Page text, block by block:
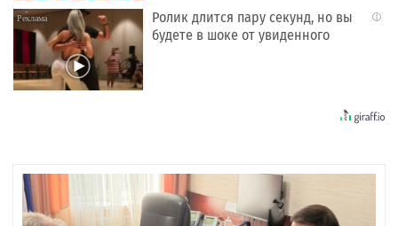
i
Ролик длится пару секунд, но вы
будете в шоке от увиденного